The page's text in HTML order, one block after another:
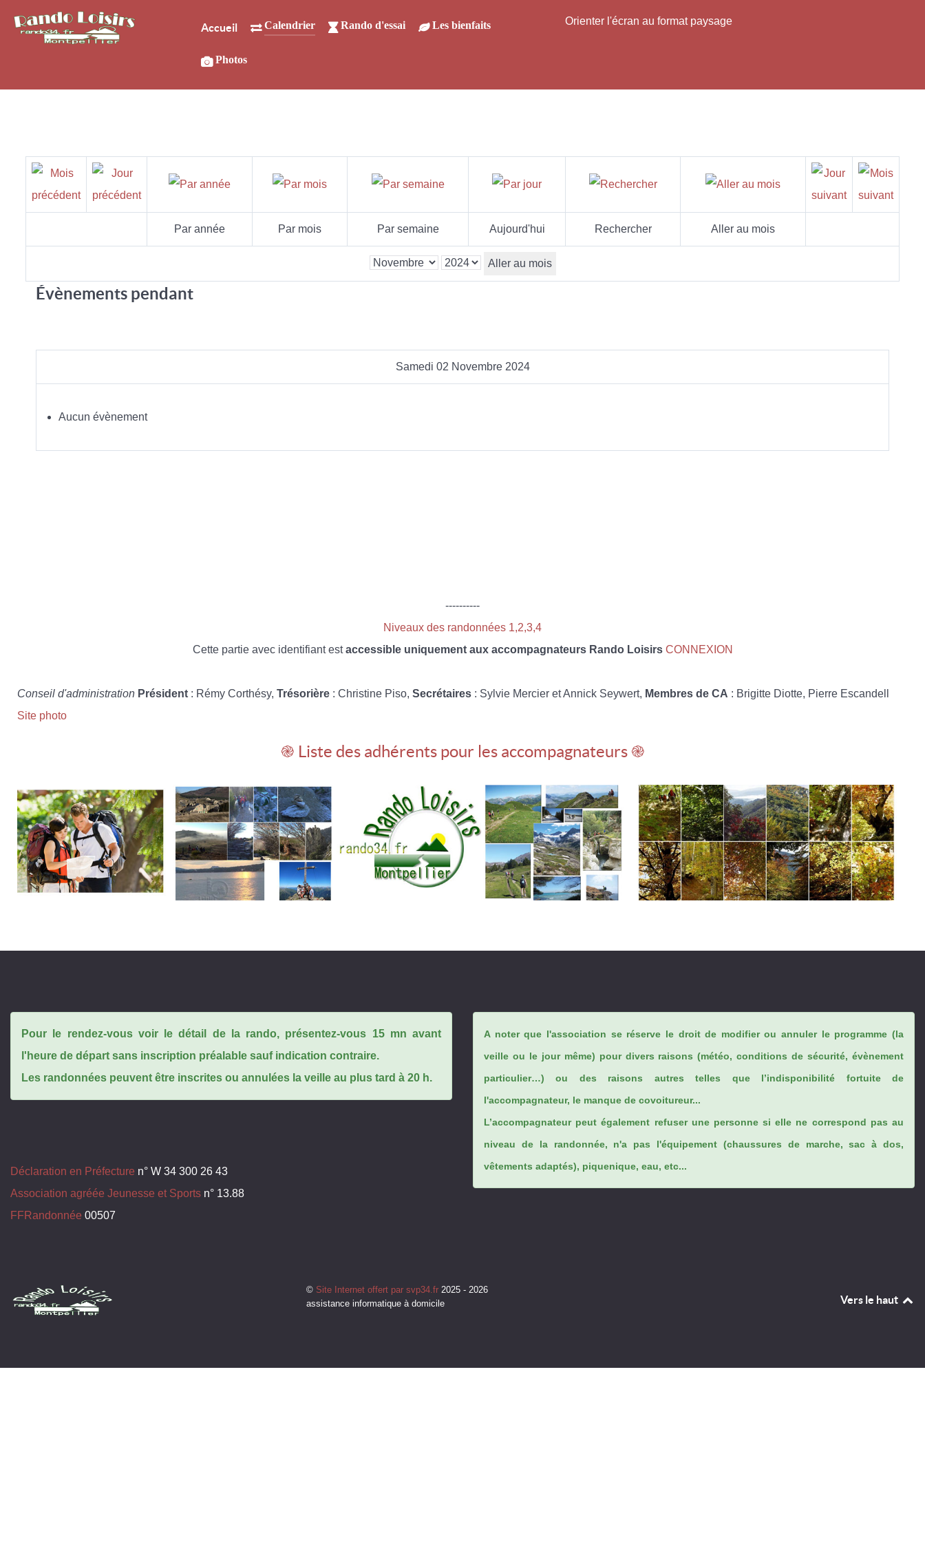
Accueil Calendrier Rando d'essai Les bienfaits
Photos
Orienter l'écran au format paysage
Par année Par mois Par semaine Aujourd'hui Rechercher Aller au mois
Aller au mois
Évènements pendant
Samedi 02 Novembre 2024
Aucun évènement
----------
Niveaux des randonnées 1,2,3,4
Cette partie avec identifiant estaccessible uniquement aux accompagnateurs Rando Loisirs CONNEXION
Conseil d'administration Président : Rémy Corthésy, Trésorière : Christine Piso, Secrétaires : Sylvie Mercier et Annick Seywert, Membres de CA : Brigitte Diotte, Pierre Escandell
Site photo
֎ Liste des adhérents pour les accompagnateurs ֎
Pour le rendez-vous voir le détail de la rando, présentez-vous 15 mn avant
l'heure de départ sans inscription préalable sauf indication contraire.
Les randonnées peuvent être inscrites ou annulées la veille au plus tard à 20 h.
Déclaration en Préfecture n° W 34 300 26 43
Association agréée Jeunesse et Sports n° 13.88
FFRandonnée 00507
A noter que l'association se réserve le droit de modifier ou annuler le programme (la
veille ou le jour même) pour divers raisons (météo, conditions de sécurité, évènement
particulier…) ou des raisons autres telles que l’indisponibilité fortuite de
l'accompagnateur, le manque de covoitureur...
L’accompagnateur peut également refuser une personne si elle ne correspond pas au
niveau de la randonnée, n'a pas l'équipement (chaussures de marche, sac à dos,
vêtements adaptés), piquenique, eau, etc...
© Site Internet offert par svp34.fr2025 - 2026
assistance informatique à domicile
Vers le haut